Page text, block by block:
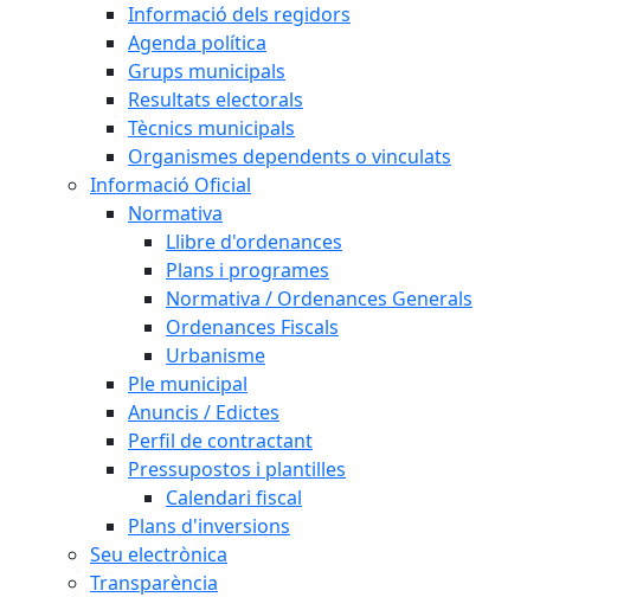
Informació dels regidors
Agenda política
Grups municipals
Resultats electorals
Tècnics municipals
Organismes dependents o vinculats
Informació Oficial
Normativa
Llibre d'ordenances
Plans i programes
Normativa / Ordenances Generals
Ordenances Fiscals
Urbanisme
Ple municipal
Anuncis / Edictes
Perfil de contractant
Pressupostos i plantilles
Calendari fiscal
Plans d'inversions
Seu electrònica
Transparència